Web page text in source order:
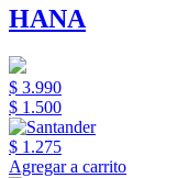
HANA
$ 3.990
$ 1.500
$ 1.275
Agregar a carrito